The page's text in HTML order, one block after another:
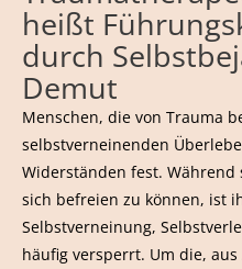
heißt
durch
Demut
Menschen, die von Trauma
selbstverneinenden
Widerständen fest.
sich befreien zu können, ist
Selbstverneinung,
häufig versperrt. Um die,